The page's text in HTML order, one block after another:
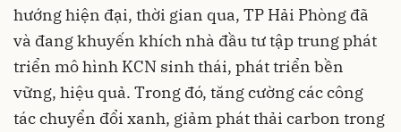
hướng hiện đại, thời gian qua, TP Hải Phòng đã
và đang khuyến khích nhà đầu tư tập trung phát
triển mô hình KCN sinh thái, phát triển bền
vững, hiệu quả. Trong đó, tăng cường các công
tác chuyển đổi xanh, giảm phát thải carbon trong